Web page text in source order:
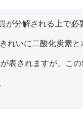
分解される上で必
れいに二酸化炭素
表されますが、こ